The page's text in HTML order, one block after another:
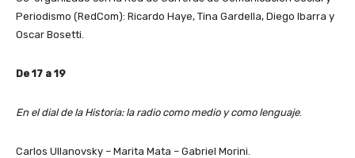
Periodismo (RedCom): Ricardo Haye, Tina Gardella, Diego Ibarra y
Oscar Bosetti.
De 17 a 19
En el dial de la Historia: la radio como medio y como lenguaje.
Carlos Ullanovsky – Marita Mata – Gabriel Morini.